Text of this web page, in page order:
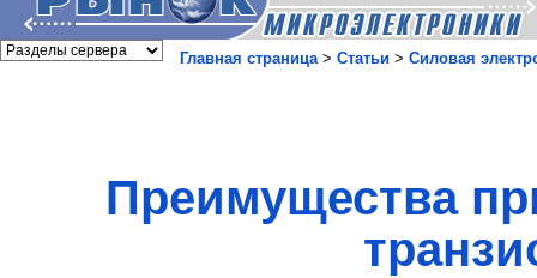
Главная страница> Статьи > Силовая
Преимущества